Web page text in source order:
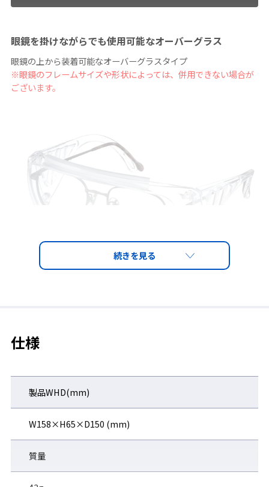
眼鏡を掛けながらでも使用可能なオーバーグラス
眼鏡の上から装着可能なオーバーグラスタイプ
※眼鏡のフレームサイズや形状によっては、併用できない場合が
ございます。
上部ソフトクッションバー付
防じん性とフィット感を兼ね備えた肌触りのよいクッションバ
仕様
製品WHD(mm)
W158×H65×D150 (mm)
質量